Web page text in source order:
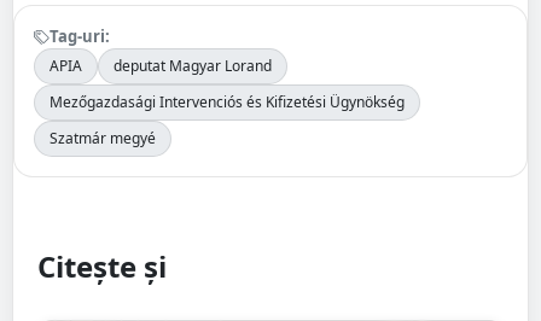
Tag-uri:
APIA
deputat Magyar Lorand
Mezőgazdasági Intervenciós és Kifizetési Ügynökség
Szatmár megyé
Citește și